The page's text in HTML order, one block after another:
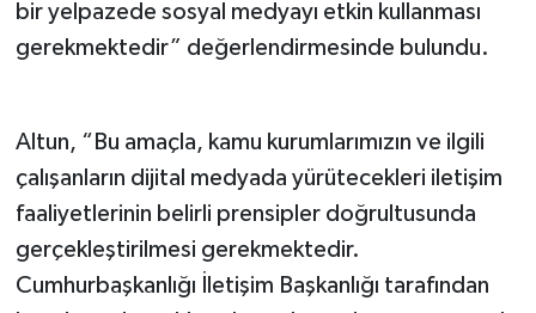
bir yelpazede sosyal medyayı etkin kullanması
gerekmektedir” değerlendirmesinde bulundu.
Altun, “Bu amaçla, kamu kurumlarımızın ve ilgili
çalışanların dijital medyada yürütecekleri iletişim
faaliyetlerinin belirli prensipler doğrultusunda
gerçekleştirilmesi gerekmektedir.
Cumhurbaşkanlığı İletişim Başkanlığı tarafından